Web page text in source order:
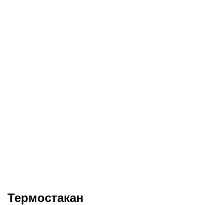
Термостакан